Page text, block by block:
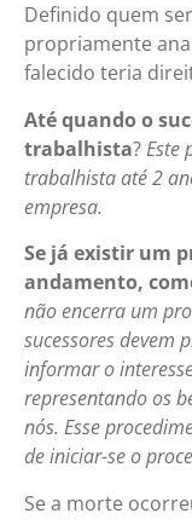
Definido quem
propriamente
falecido teria
Até quando o
trabalhista?Este
trabalhista até 2
empresa.
Se já existir um
andamento,
não encerra um
sucessores devem
informar o
representando os
nós. Esse
de iniciar-se o
Se a morte